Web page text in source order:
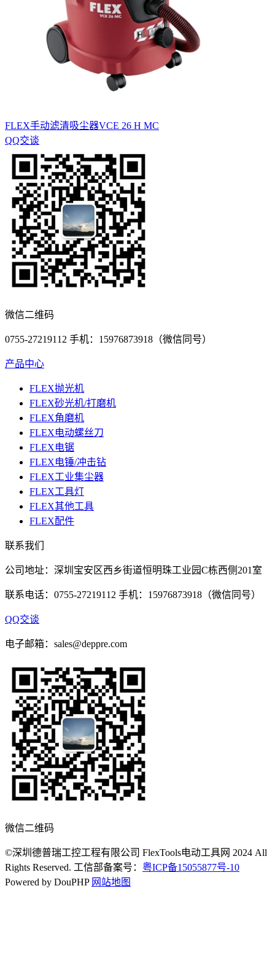
FLEX手动滤清吸尘器VCE 26 H MC
QQ交谈
微信二维码
0755-27219112 手机：15976873918（微信同号）
产品中心
FLEX抛光机
FLEX砂光机/打磨机
FLEX角磨机
FLEX电动螺丝刀
FLEX电锯
FLEX电锤/冲击钻
FLEX工业集尘器
FLEX工具灯
FLEX其他工具
FLEX配件
联系我们
公司地址：深圳宝安区西乡街道恒明珠工业园C栋西侧201室
联系电话：0755-27219112 手机：15976873918（微信同号）
QQ交谈
电子邮箱：sales@deppre.com
微信二维码
©深圳德普瑞工控工程有限公司 FlexTools电动工具网 2024 All
Rights Reserved. 工信部备案号： 粤ICP备15055877号-10
Powered by DouPHP 网站地图